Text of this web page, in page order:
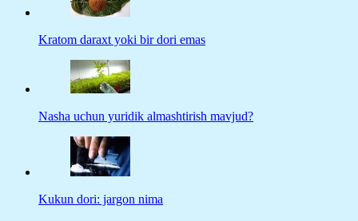
Kratom daraxt yoki bir dori emas
Nasha uchun yuridik almashtirish mavjud?
Kukun dori: jargon nima